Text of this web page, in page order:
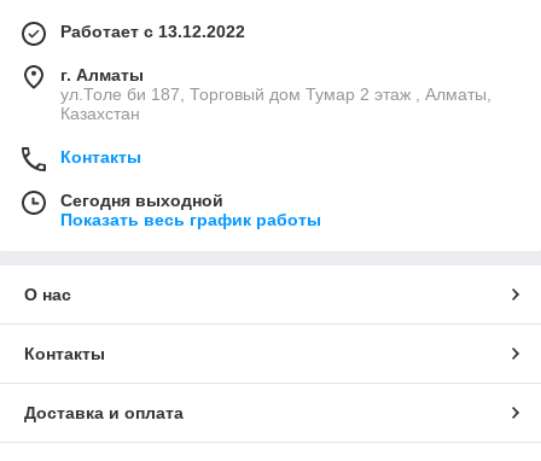
Работает с 13.12.2022
г. Алматы
ул.Толе би 187, Торговый дом Тумар 2 этаж , Алматы,
Казахстан
Контакты
Сегодня выходной
Показать весь график работы
О нас
Контакты
Доставка и оплата